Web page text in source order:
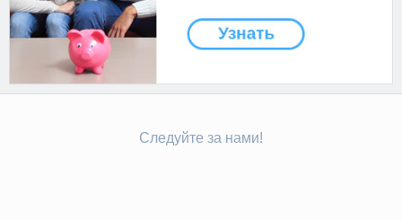
Следуйте за нами!